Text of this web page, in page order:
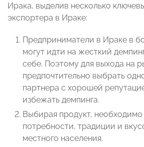
Ирака, выделив несколько
экспортера в Ираке:
Предприниматели в Ираке в
могут идти на жесткий
себе. Поэтому для выхода на
предпочтительно выбрать
партнера с хорошей
избежать демпинга.
Выбирая продукт, необходимо
потребности, традиции и
местного населения.